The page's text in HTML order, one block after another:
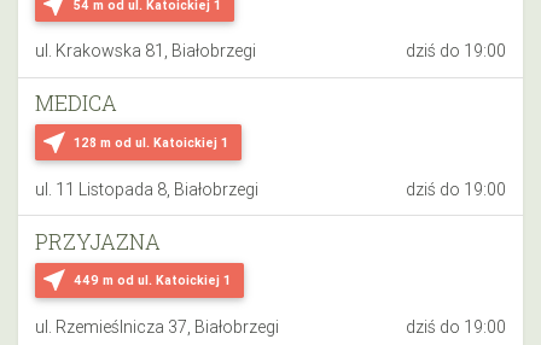
54 m od ul. Katoickiej 1
ul. Krakowska 81, Białobrzegi dziś do 19:00
near_me 128 m od ul. Katoickiej 1
MEDICA
ul. 11 Listopada 8, Białobrzegi dziś do 19:00
near_me 449 m od ul. Katoickiej 1
PRZYJAZNA
ul. Rzemieślnicza 37, Białobrzegi dziś do 19:00